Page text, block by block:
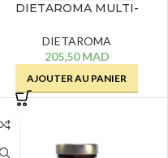
DIETAROMA MULTI-
SOUCHES – 60 GELULES
DIETAROMA
205,50MAD
AJOUTER AU PANIER